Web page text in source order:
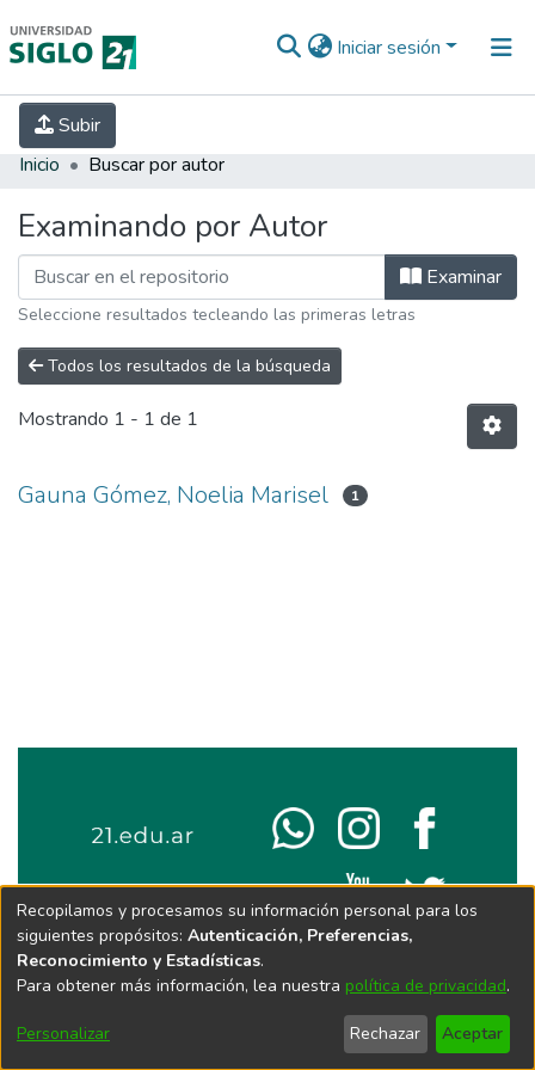
Iniciar sesión
Subir
INICIO EBOOK21
INVESTIGACIÓN
Inicio Buscar por autor
Examinando por Autor
Examinar
Seleccione resultados tecleando las primeras letras
Todos los resultados de la búsqueda
Mostrando 1 - 1 de 1
Gauna Gómez, Noelia Marisel 1
Recopilamos y procesamos su información personal para los
siguientes propósitos: Autenticación, Preferencias,
Reconocimiento y Estadísticas.
Para obtener más información, lea nuestra política de privacidad.
Personalizar Rechazar Aceptar